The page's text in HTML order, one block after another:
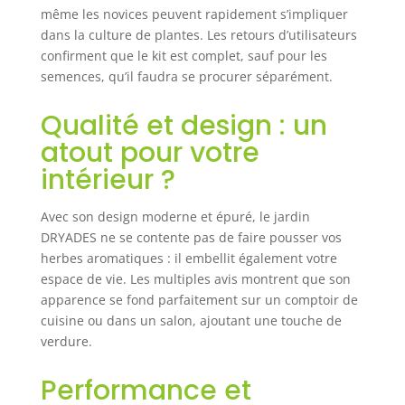
SPECTRE
COMPLET】Elle
émet toutes les
longueurs d'onde
la lumière
naturelle du
soleil. Dotée de
lumière rouge,
bleue, blanche et
infrarouge et
d'une sortie PAR
plus élevée, cette
lampe de
améliore
même les novices peuvent rapidement s’impliquer
dans la culture de plantes. Les retours d’utilisateurs
confirment que le kit est complet, sauf pour les
semences, qu’il faudra se procurer séparément.
Qualité et design : un
atout pour votre
intérieur ?
Avec son design moderne et épuré, le jardin
DRYADES ne se contente pas de faire pousser vos
herbes aromatiques : il embellit également votre
espace de vie. Les multiples avis montrent que son
apparence se fond parfaitement sur un comptoir de
cuisine ou dans un salon, ajoutant une touche de
verdure.
Performance et